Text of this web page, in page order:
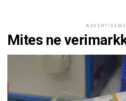
Mites ne